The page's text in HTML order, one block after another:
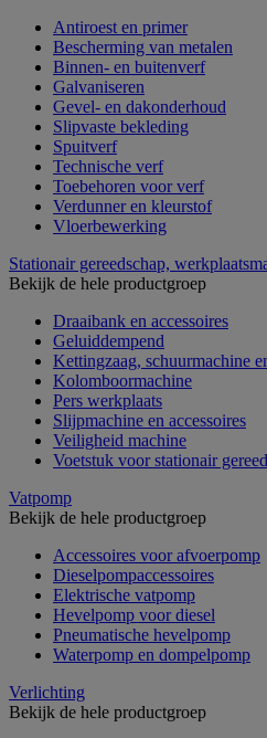
Antiroest en primer
Bescherming van metalen
Binnen- en buitenverf
Galvaniseren
Gevel- en dakonderhoud
Slipvaste bekleding
Spuitverf
Technische verf
Toebehoren voor verf
Verdunner en kleurstof
Vloerbewerking
Stationair gereedschap,
Bekijk de hele productgroep
Draaibank en accessoires
Geluiddempend
Kettingzaag, schuurmachine
Kolomboormachine
Pers werkplaats
Slijpmachine en accessoires
Veiligheid machine
Voetstuk voor stationair
Vatpomp
Bekijk de hele productgroep
Accessoires voor afvoerpomp
Dieselpompaccessoires
Elektrische vatpomp
Hevelpomp voor diesel
Pneumatische hevelpomp
Waterpomp en dompelpomp
Verlichting
Bekijk de hele productgroep